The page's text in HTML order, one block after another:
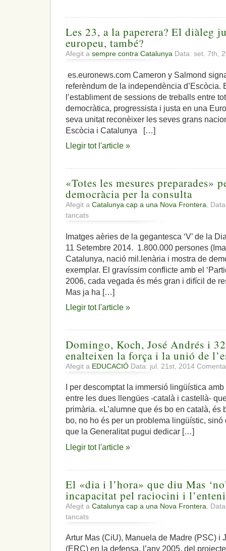
Les 23, a la paperera? El diàleg
europeu, també?
Afegit a sempre contra Catalunya Data: set. 7th,
es.euronews.com Cameron y Salmond
referèndum de la independència d’Escòcia.
l’establiment de sessions de treballs entre
democràtica, progressista i justa en una
seva unitat reconèixer les seves grans
Escòcia i Catalunya […]
Llegir tot l'article »
«Totes les mesures preparades»
democràcia per la consulta
Afegit a Catalunya cap a una Nova Frontera.
tancats
«Totes
mesures
preparades»
per
impedir;
tota
la
democràcia
la
Imatges aèries de la gegantesca ‘V’ de la
11 Setembre 2014. 1.800.000 persones
Catalunya, nació mil.lenària i mostra de
exemplar. El gravíssim conflicte amb el
2006, cada vegada és més gran i difícil de
Mas ja ha […]
Llegir tot l'article »
Domingo, Koch, José Andrés i
enalteixen la força i la unió de
Afegit a EDUCACIÓ Data: jul. 21st, 2014
I per descomptat la immersió lingüística
entre les dues llengües -català i castellà-
primària. «L’alumne que és bo en català,
bo, no ho és per un problema lingüístic, sinó
que la Generalitat pugui dedicar […]
Llegir tot l'article »
El «dia i l’hora» que diu Mas
incapacitat pel raciocini i
Afegit a Catalunya cap a una Nova Frontera.
tancats
El
i
l’hora»
Artur Mas (CiU), Manuela de Madre (PSC) i
(ERC) en la defensa, l’any 2005, del